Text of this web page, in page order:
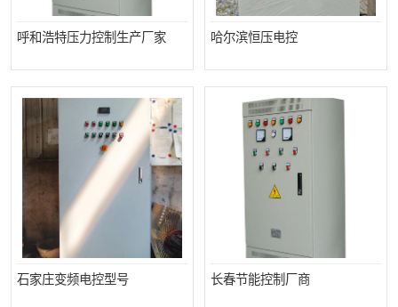
呼和浩特压力控制生产厂家 哈尔滨恒压电控
石家庄变频电控型号 长春节能控制厂商